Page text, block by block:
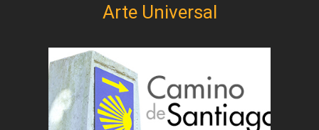
Arte Universal